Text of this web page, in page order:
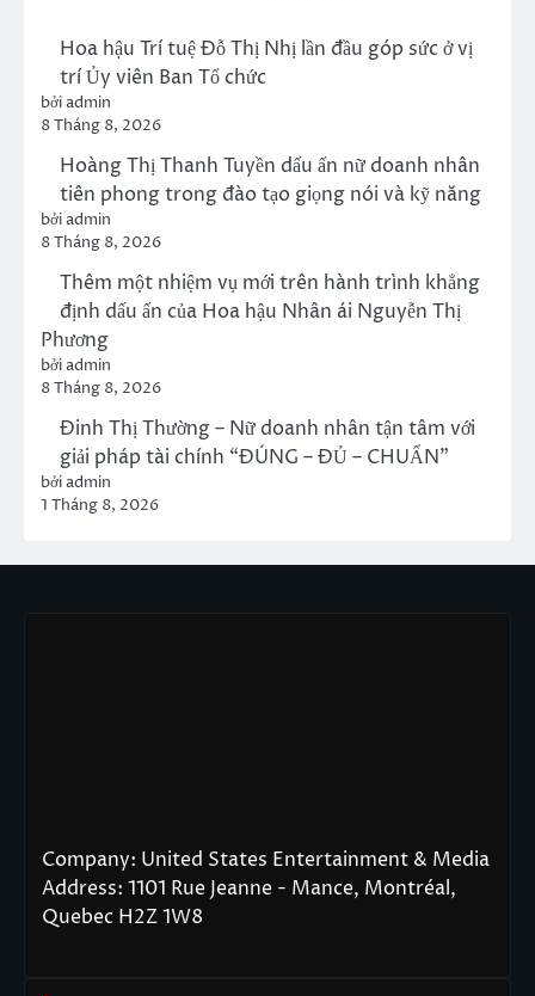
Hoa hậu Trí tuệ Đỗ Thị Nhị
lần đầu góp sức ở vị trí Ủy
8 Tháng 8, 2026
Hoàng Thị Thanh Tuyền dấu
ấn nữ doanh nhân tiên
phong trong đào tạo giọng
1 Tháng 8, 2026